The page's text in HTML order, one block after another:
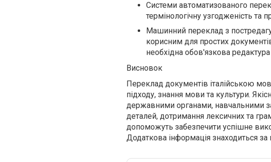
Системи автоматизованого
термінологічну узгодженість
Машинний переклад з
корисним для простих
необхідна обов'язкова
Висновок
Переклад документів італійською
підходу, знання мови та культури.
державними органами, навчальними
деталей, дотримання лексичних та
допоможуть забезпечити успішне
Додаткова інформація знаходиться